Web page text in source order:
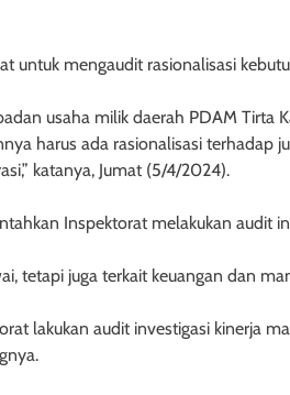
untuk mengaudit rasionalisasi
usaha milik daerah PDAM Tirta
harus ada rasionalisasi terhadap
katanya, Jumat (5/4/2024).
Inspektorat melakukan audit
tetapi juga terkait keuangan dan
lakukan audit investigasi kinerja